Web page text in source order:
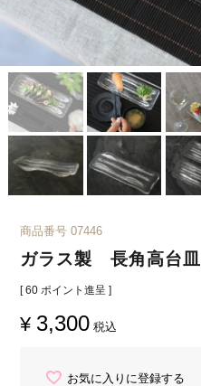
商品番号 07446
ガラス製 長角高台皿
[ 60 ポイント進呈 ]
¥ 3,300 税込
お気に入りに登録する